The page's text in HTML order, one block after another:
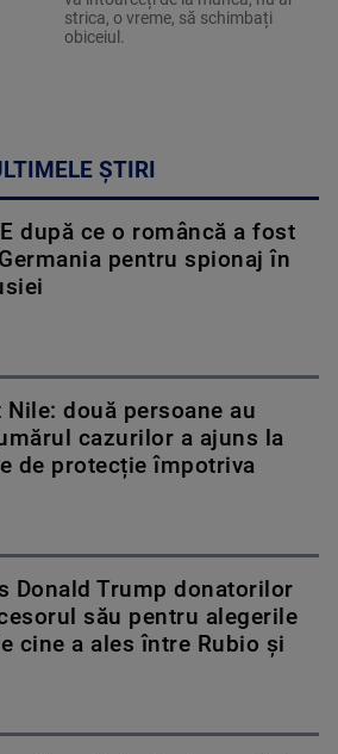
strica, o vreme, să schimbați
obiceiul.
ȘTIRI
după ce o româncă a fost
pentru spionaj în
Nile: două persoane au
cazurilor a ajuns la
de protecție împotriva
Donald Trump donatorilor
său pentru alegerile
cine a ales între Rubio și